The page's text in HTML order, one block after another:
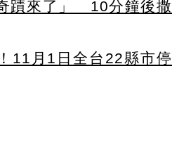
蹟來了」 10分鐘後撒
11月1日全台22縣市停